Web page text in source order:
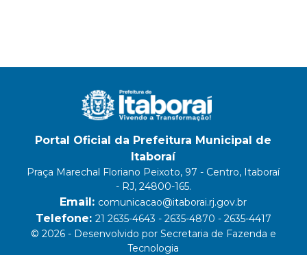
Portal Oficial da Prefeitura Municipal de
Itaboraí
Praça Marechal Floriano Peixoto, 97 - Centro, Itaboraí
- RJ, 24800-165.
Email: comunicacao@itaborai.rj.gov.br
Telefone: 21 2635-4643 - 2635-4870 - 2635-4417
© 2026 - Desenvolvido por Secretaria de Fazenda e
Tecnologia